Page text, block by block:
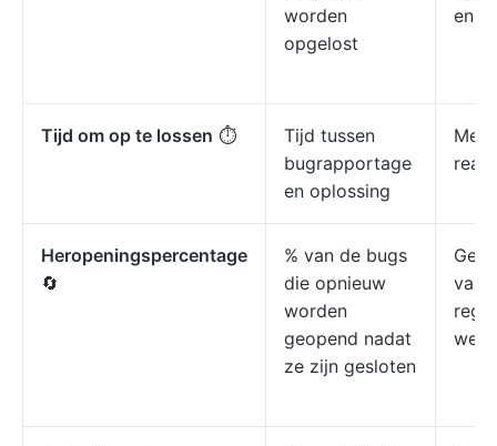
worden
opgelost
en
Tijd om op te lossen ⏱️
Tijd tussen
bugrapportage
en oplossing
Heropeningspercentage
🔄
% van de bugs
die opnieuw
worden
geopend nadat
ze zijn gesloten
van
weer.